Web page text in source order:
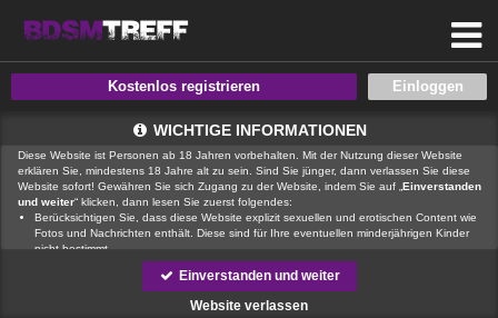
Kostenlos registrieren
WICHTIGE INFORMATIONEN
Diese Website ist Personen ab 18 Jahren vorbehalten. Mit der Nutzung dieser Website
erklären Sie, mindestens 18 Jahre alt zu sein. Sind Sie jünger, dann verlassen Sie diese
Website sofort! Gewähren Sie sich Zugang zu der Website, indem Sie auf „ Einverstanden
und weiter“ klicken, dann lesen Sie zuerst folgendes:
Berücksichtigen Sie, dass diese Website explizit sexuellen und erotischen Content wie
Fotos und Nachrichten enthält. Diese sind für Ihre eventuellen minderjährigen Kinder
nicht bestimmt.
, der Betreiber dieser Website, verfügt über keine Mittel, um die Inhalte
von Profilen der Nutzer dieser Website zu kontrollieren.
in der Lage, Nutzer dieser Website auf eine strafrechtliche Vergangenheit zu prüfen.
Sie müssen daher selbst die nötige Sorgfalt walten lassen bei der Beurteilung, ob ein
Einverstanden und weiter
Website verlassen